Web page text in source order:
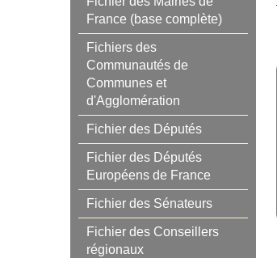
France (base complète)
Fichiers des
Communautés de
Communes et
d'Agglomération
Fichier des Députés
Fichier des Députés
Européens de France
Fichier des Sénateurs
Fichier des Conseillers
régionaux